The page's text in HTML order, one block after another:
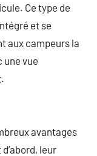
Ce type de
et se
aux campeurs la
une vue
avantages
leur